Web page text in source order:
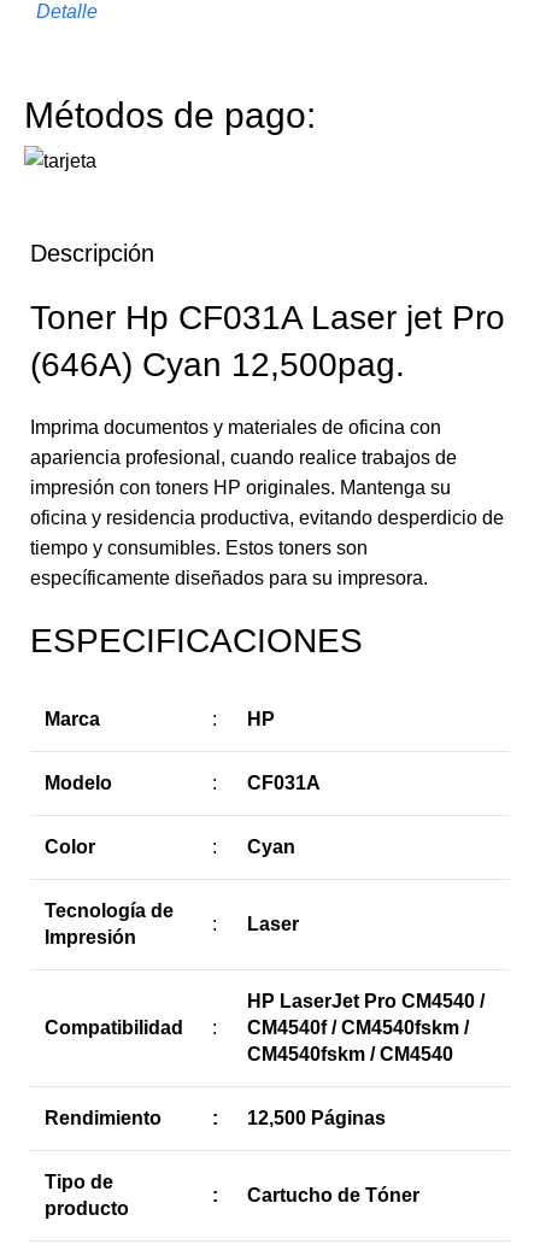
Detalle
Métodos de pago:
Descripción
Toner Hp CF031A Laser jet Pro
(646A) Cyan 12,500pag.
Imprima documentos y materiales de oficina con
apariencia profesional, cuando realice trabajos de
impresión con toners HP originales. Mantenga su
oficina y residencia productiva, evitando desperdicio de
tiempo y consumibles. Estos toners son
específicamente diseñados para su impresora.
ESPECIFICACIONES
Marca : HP
Modelo : CF031A
Color : Cyan
Tecnología de
Impresión
: Laser
Compatibilidad :
HP LaserJet Pro CM4540 /
CM4540f / CM4540fskm /
CM4540fskm / CM4540
Rendimiento : 12,500 Páginas
Tipo de
producto
: Cartucho de Tóner